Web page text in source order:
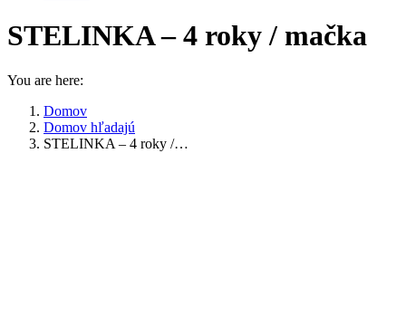
STELINKA – 4 roky / mačka
You are here:
Domov
Domov hľadajú
STELINKA – 4 roky /…